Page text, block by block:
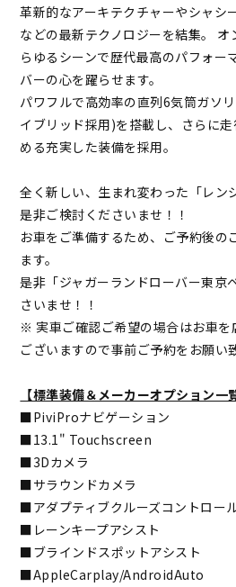
革新的なアーキテクチャーやシャシ
などの最新テクノロジーを結集。
らゆるシーンで歴代最高のパフォー
バーの心を躍らせます。
パワフルで高効率の直列6気筒ガソ
イブリッド採用)を搭載し、さらに
める充実した装備を採用。
全く新しい、生まれ変わった「レン
是非ご検討くださいませ！！
お車をご準備するため、ご予約後の
ます。
是非「ジャガーランドローバー東京
さいませ！！
※ 実車ご確認ご希望の場合はお車を
ございますので事前ご予約をお願い
【標準装備＆メーカーオプション一
■PiviProナビゲーション
■13.1" Touchscreen
■3Dカメラ
■サラウンドカメラ
■アダプティブクルーズコントロー
■レーンキープアシスト
■ブラインドスポットアシスト
■AppleCarplay/AndroidAuto